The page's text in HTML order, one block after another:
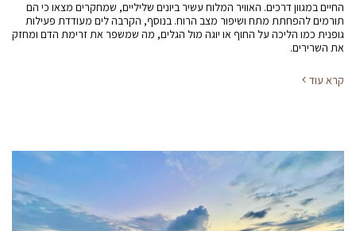
החיים במגוון דרכים. האוויר המלוח עשיר ביונים שליליים, שמחקרים מצאו כי הם
תורמים להפחתת מתח ושיפור מצב הרוח. בנוסף, הקרבה לים מעודדת פעילות
גופנית כמו הליכה על החוף או יוגה מול הגלים, מה שמשפר את זרימת הדם ומחזק
את השרירים.
קרא עוד